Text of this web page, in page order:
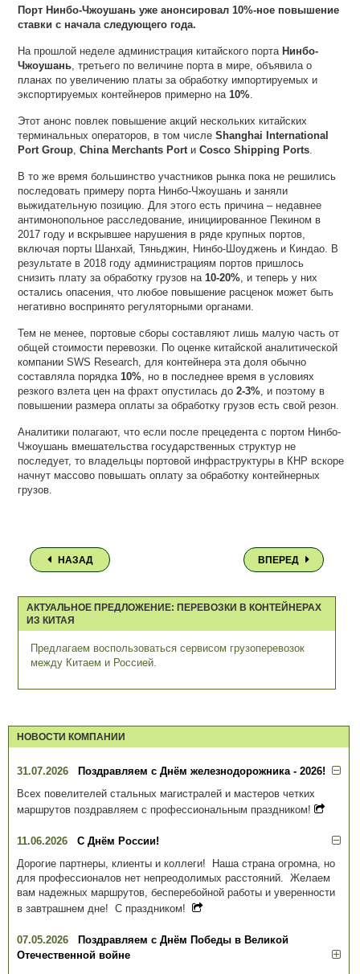
Порт Нинбо-Чжоушань уже анонсировал 10%-ное повышение
ставки с начала следующего года.
На прошлой неделе администрация китайского порта Нинбо-
Чжоушань, третьего по величине порта в мире, объявила о
планах по увеличению платы за обработку импортируемых и
экспортируемых контейнеров примерно на 10%.
Этот анонс повлек повышение акций нескольких китайских
терминальных операторов, в том числе Shanghai International
Port Group, China Merchants Port и Cosco Shipping Ports.
В то же время большинство участников рынка пока не решились
последовать примеру порта Нинбо-Чжоушань и заняли
выжидательную позицию. Для этого есть причина – недавнее
антимонопольное расследование, инициированное Пекином в
2017 году и вскрывшее нарушения в ряде крупных портов,
включая порты Шанхай, Тяньджин, Нинбо-Шоуджень и Киндао. В
результате в 2018 году администрациям портов пришлось
снизить плату за обработку грузов на 10-20%, и теперь у них
остались опасения, что любое повышение расценок может быть
негативно воспринято регуляторными органами.
Тем не менее, портовые сборы составляют лишь малую часть от
общей стоимости перевозки. По оценке китайской аналитической
компании SWS Research, для контейнера эта доля обычно
составляла порядка 10%, но в последнее время в условиях
резкого взлета цен на фрахт опустилась до 2-3%, и поэтому в
повышении размера оплаты за обработку грузов есть свой резон.
Аналитики полагают, что если после прецедента с портом Нинбо-
Чжоушань вмешательства государственных структур не
последует, то владельцы портовой инфраструктуры в КНР вскоре
начнут массово повышать оплату за обработку контейнерных
грузов.
НАЗАД ВПЕРЕД
АКТУАЛЬНОЕ ПРЕДЛОЖЕНИЕ: ПЕРЕВОЗКИ В КОНТЕЙНЕРАХ
ИЗ КИТАЯ
Предлагаем воспользоваться сервисом грузоперевозок
между Китаем и Россией.
НОВОСТИ КОМПАНИИ
31.07.2026
Поздравляем с Днём железнодорожника - 2026!
Всех повелителей стальных магистралей и мастеров четких
маршрутов поздравляем с профессиональным праздником!
11.06.2026
С Днём России!
Дорогие партнеры, клиенты и коллеги! Наша страна огромна, но
для профессионалов нет непреодолимых расстояний. Желаем
вам надежных маршрутов, бесперебойной работы и уверенности
в завтрашнем дне! С праздником!
07.05.2026
Поздравляем с Днём Победы в Великой
Отечественной войне